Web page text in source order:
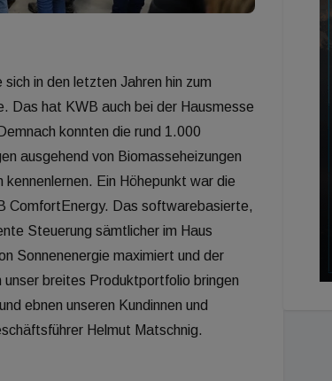
in den letzten Jahren hin zum
Das hat KWB auch bei der Hausmesse
konnten die rund 1.000
ausgehend von Biomasseheizungen
Ein Höhepunkt war die
ComfortEnergy. Das softwarebasierte,
Steuerung sämtlicher im Haus
Sonnenenergie maximiert und der
breites Produktportfolio bringen
ebnen unseren Kundinnen und
Helmut Matschnig.